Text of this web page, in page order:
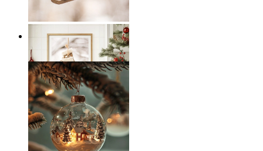
Skandinavisk Ischarm
Från
149 kr